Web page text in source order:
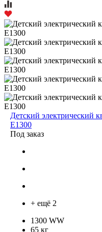
Детский электрический
E1300
Под заказ
+ ещё 2
1300 WW
65 кг